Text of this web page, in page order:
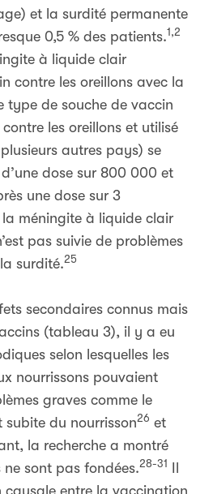
et la surdité permanente
0,5 % des patients.1,2
à liquide clair
contre les oreillons avec la
type de souche de vaccin
les oreillons et utilisé
autres pays) se
dose sur 800 000 et
une dose sur 3
la méningite à liquide clair
pas suivie de problèmes
surdité.25
secondaires connus mais
(tableau 3), il y a eu
selon lesquelles les
nourrissons pouvaient
graves comme le
du nourrisson26 et
la recherche a montré
sont pas fondées.28-31
causale entre la vaccination